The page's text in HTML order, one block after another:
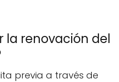
la renovación del
previa a través de